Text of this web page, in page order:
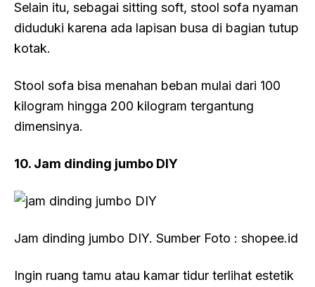
Selain itu, sebagai sitting soft, stool sofa nyaman
diduduki karena ada lapisan busa di bagian tutup
kotak.
Stool sofa bisa menahan beban mulai dari 100
kilogram hingga 200 kilogram tergantung
dimensinya.
10. Jam dinding jumbo DIY
Jam dinding jumbo DIY. Sumber Foto : shopee.id
Ingin ruang tamu atau kamar tidur terlihat estetik